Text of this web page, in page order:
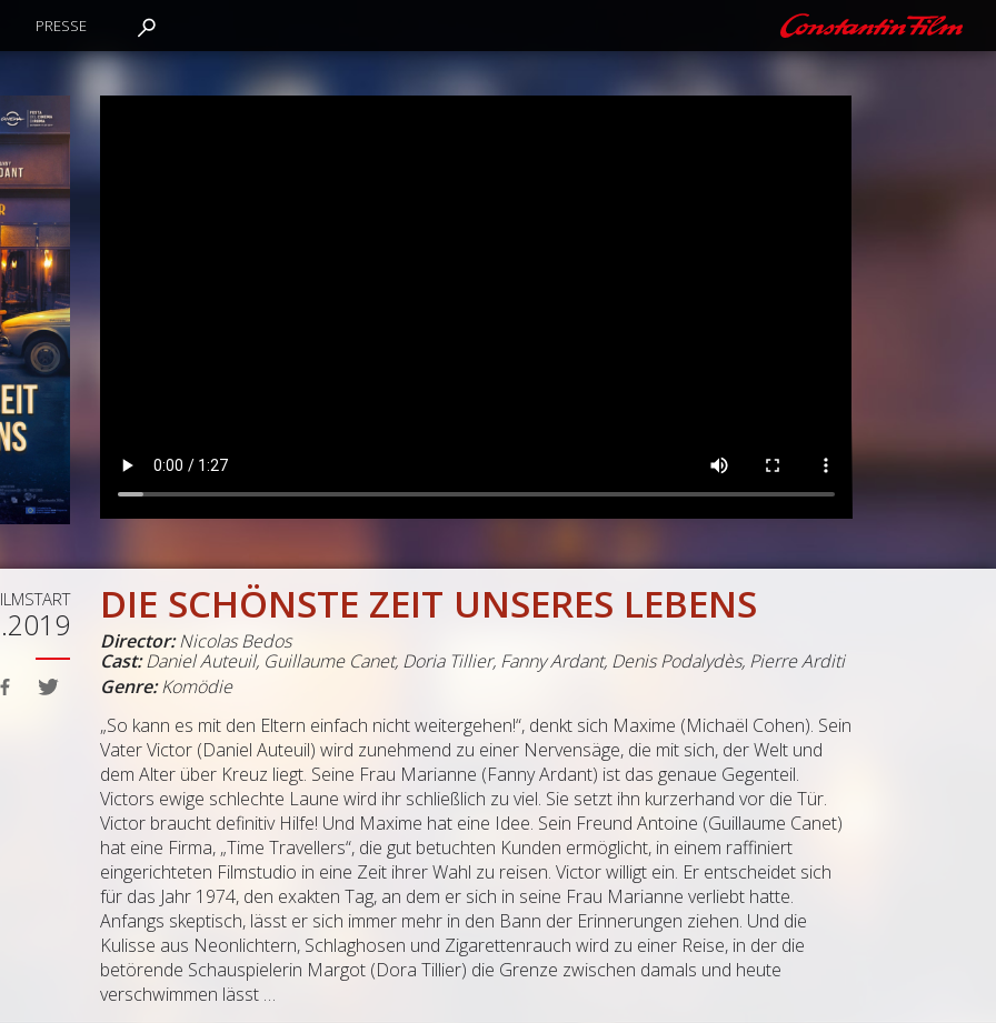
DIE SCHÖNSTE ZEIT UNSERES LEBENS
Director: Nicolas Bedos
Cast: Daniel Auteuil, Guillaume Canet, Doria Tillier, Fanny Ardant, Denis Podalydès, Pierre Arditi
Genre:Komödie
„So kann es mit den Eltern einfach nicht weitergehen!“, denkt sich Maxime (Michaël Cohen). Sein
Vater Victor (Daniel Auteuil) wird zunehmend zu einer Nervensäge, die mit sich, der Welt und
dem Alter über Kreuz liegt. Seine Frau Marianne (Fanny Ardant) ist das genaue Gegenteil.
Victors ewige schlechte Laune wird ihr schließlich zu viel. Sie setzt ihn kurzerhand vor die Tür.
Victor braucht definitiv Hilfe! Und Maxime hat eine Idee. Sein Freund Antoine (Guillaume Canet)
hat eine Firma, „Time Travellers“, die gut betuchten Kunden ermöglicht, in einem raffiniert
eingerichteten Filmstudio in eine Zeit ihrer Wahl zu reisen. Victor willigt ein. Er entscheidet sich
für das Jahr 1974, den exakten Tag, an dem er sich in seine Frau Marianne verliebt hatte.
Anfangs skeptisch, lässt er sich immer mehr in den Bann der Erinnerungen ziehen. Und die
Kulisse aus Neonlichtern, Schlaghosen und Zigarettenrauch wird zu einer Reise, in der die
betörende Schauspielerin Margot (Dora Tillier) die Grenze zwischen damals und heute
verschwimmen lässt …
PRESSE